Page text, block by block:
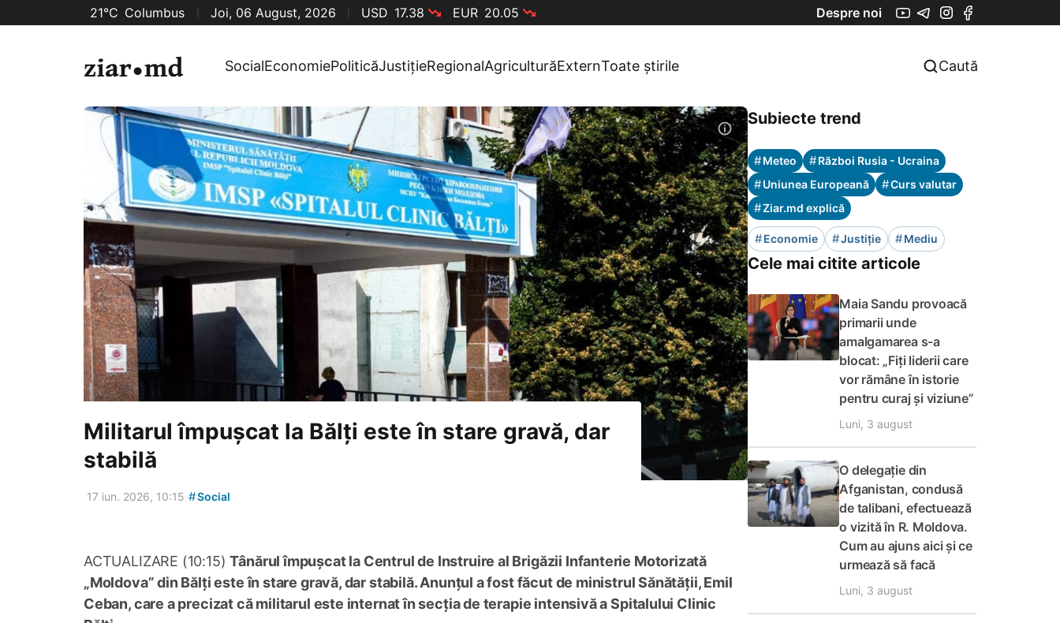
21°C Columbus Joi, 06 August, 2026 USD 17.38 EUR 20.05 Despre noi
SocialEconomiePoliticăJustițieRegionalAgriculturăExternToate știrile Caută
Militarul împușcat la Bălți este în stare gravă, dar
stabilă
17 iun. 2026, 10:15 #Social
ACTUALIZARE (10:15)Tânărul împușcat la Centrul de Instruire al Brigăzii Infanterie Motorizată
„Moldova” din Bălți este în stare gravă, dar stabilă. Anunțul a fost făcut de ministrul Sănătății, Emil
Ceban, care a precizat că militarul este internat în secția de terapie intensivă a Spitalului Clinic
Subiecte trend
#Meteo #Război Rusia - Ucraina
#Uniunea Europeană #Curs valutar
#Ziar.md explică
#Economie #Justiție #Mediu
Cele mai citite articole
Maia Sandu provoacă
primarii unde
amalgamarea s-a
blocat: „Fiți liderii care
vor rămâne în istorie
pentru curaj și viziune”
Luni, 3 august
O delegație din
Afganistan, condusă
de talibani, efectuează
o vizită în R. Moldova.
Cum au ajuns aici și ce
urmează să facă
Luni, 3 august